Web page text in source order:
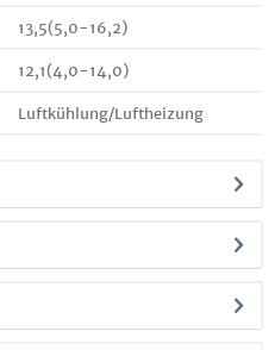
13,5(5,0-16,2)
12,1(4,0-14,0)
Luftkühlung/Luftheizung